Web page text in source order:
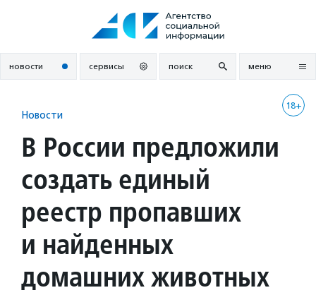
новости сервисы поиск меню
18+
Новости
В России предложили
создать единый
реестр пропавших
и найденных
домашних животных